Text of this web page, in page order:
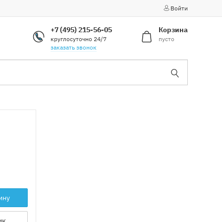
Войти
+7 (495) 215-56-05
круглосуточно 24/7
заказать звонок
Корзина
пусто